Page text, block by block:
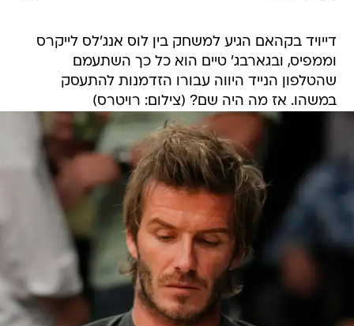
דייויד בקהאם הגיע למשחק בין לוס אנג'לס לייקרס
וממפיס, ובגארבג' טיים הוא כל כך השתעמם
שהטלפון הנייד היווה עבורו הזדמנות להתעסק
במשהו. אז מה היה שם? (צילום: רויטרס)